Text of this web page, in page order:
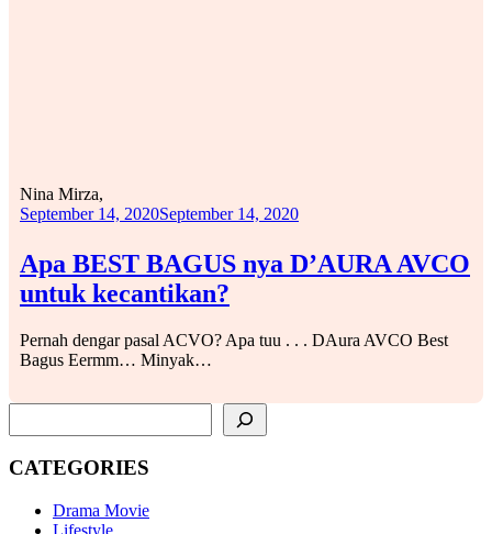
Apa BEST BAGUS nya D’AURA AVCO
untuk kecantikan?
Nina Mirza,
September 14, 2020September 14, 2020
Pernah dengar pasal ACVO? Apa tuu . . . DAura AVCO Best
Bagus Eermm… Minyak…
CATEGORIES
Drama Movie
Lifestyle